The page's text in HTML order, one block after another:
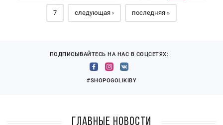
7 следующая › последняя »
ПОДПИСЫВАЙТЕСЬ НА НАС В СОЦСЕТЯХ:
#SHOPOGOLIKIBY
Главные новости